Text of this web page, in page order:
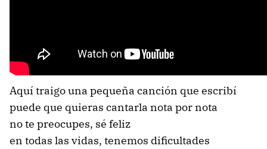
Aquí traigo una pequeña canción que escribí
puede que quieras cantarla nota por nota
no te preocupes, sé feliz
en todas las vidas, tenemos dificultades